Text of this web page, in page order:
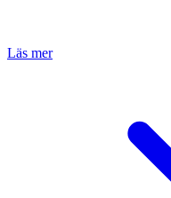
Läs mer